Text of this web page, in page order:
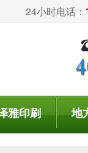
24小时电话：
雅印刷 地